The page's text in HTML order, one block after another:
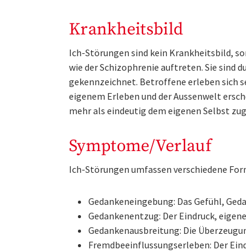
Krankheitsbild
Ich-Störungen sind kein Krankheitsbild,
wie der Schizophrenie auftreten. Sie sind
gekennzeichnet. Betroffene erleben sich
eigenem Erleben und der Aussenwelt
mehr als eindeutig dem eigenen Selbst
Symptome/Verlauf
Ich-Störungen umfassen verschiedene
Gedankeneingebung: Das Gefühl,
Gedankenentzug: Der Eindruck,
Gedankenausbreitung: Die
Fremdbeeinflussungserleben: Der